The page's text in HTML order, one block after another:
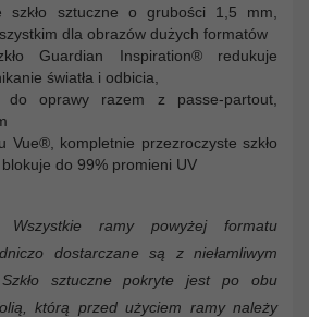
szkło sztuczne o grubości 1,5 mm,
dla obrazów dużych formatów
Guardian Inspiration® redukuje
światła i odbicia,
oprawy razem z passe-partout,
Vue®, kompletnie przezroczyste szkło
do 99% promieni UV
Wszystkie ramy powyżej formatu
dostarczane są z niełamliwym
Szkło sztuczne pokryte jest po obu
którą przed użyciem ramy należy